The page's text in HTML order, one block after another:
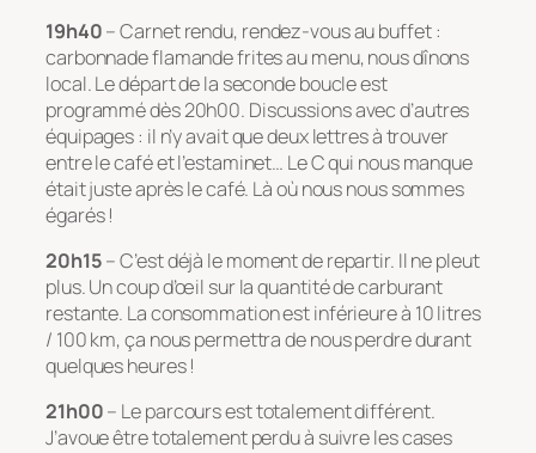
19h40– Carnet rendu, rendez-vous au buffet :
carbonnade flamande frites au menu, nous dînons
local. Le départ de la seconde boucle est
programmé dès 20h00. Discussions avec d’autres
équipages : il n’y avait que deux lettres à trouver
entre le café et l’estaminet… Le C qui nous manque
était juste après le café. Là où nous nous sommes
égarés !
20h15– C’est déjà le moment de repartir. Il ne pleut
plus. Un coup d’œil sur la quantité de carburant
restante. La consommation est inférieure à 10 litres
/ 100 km, ça nous permettra de nous perdre durant
quelques heures !
21h00– Le parcours est totalement différent.
J’avoue être totalement perdu à suivre les cases